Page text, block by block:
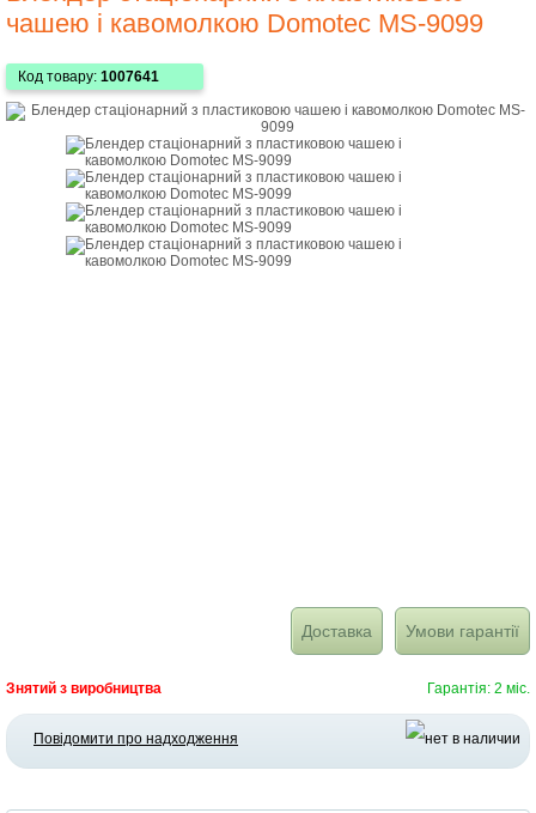
чашею і кавомолкою Domotec MS-9099
Код товару: 1007641
Доставка Умови гарантії
Знятий з виробництва Гарантія: 2 міс.
Повідомити про надходження